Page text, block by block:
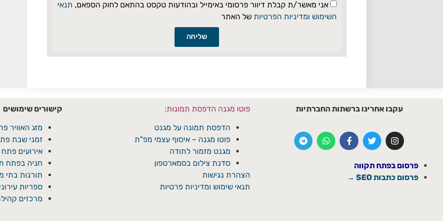
אני מאשר/ת קבלת דיוור פרסומי באימייל ובהודעות טקסט בהתאם לחוק הספאם, תנאי
השימוש ומדיניות הפרטיות של האתר
שליחה
עקבו אחרינו ברשתות החברתיות
פרסום בפתח תקווה
פרסום כתבות SEO →
פוטו מגנה הדפסת תמונות:
הדפסת תמונה על מגנט
פוטו מגנה – איסוף עצמי מפ"ת
מגנט מזמור לתודה
סדנת צילום בסמארטפון
הצהרת נגישות
תנאי שימוש ומדיניות פרטיות
קישורים שימושים
מזג האוויר
זמני שבת
אירועים
חניה בפתח
תורנות
ספריות
מרכזים